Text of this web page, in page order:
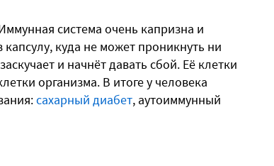
система очень капризна и
куда не может проникнуть ни
и начнёт давать сбой. Её клетки
организма. В итоге у человека
сахарный диабет, аутоиммунный